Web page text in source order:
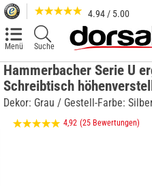
4.94 / 5.00
Menü Suche
Hammerbacher Serie U
Schreibtisch
Dekor: Grau / Gestell-Farbe:
4,92 (25 Bewertungen)